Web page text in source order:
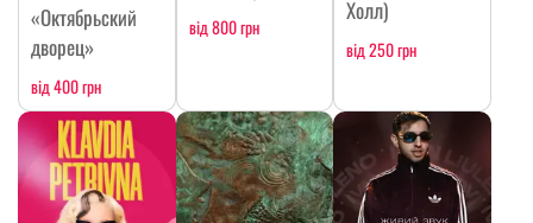
«Октябрьский
дворец»
від 400 грн
від 800 грн
Холл)
від 250 грн